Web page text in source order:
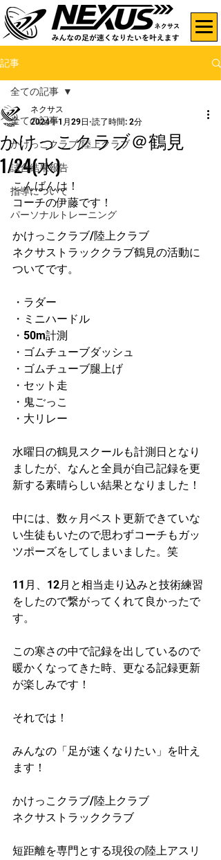
記事
全ての記事
かけっこクラブ/陸上クラブ
試合結果報告
指導について
パーソナルトレーニング
全ての記事
かけっこクラブ＠鶴見
1/24(水)
ネクサス
2024年1月29日 読了時間: 2分
こんばんは！
コーチの伊藤です！
かけっこクラブ/陸上クラブ
ネクサストラッククラブ鶴見の活動に
ついてです。
・ラダー
・ミニハードル
・50m計測
・ゴムチューブダッシュ
・ゴムチューブ腿上げ
・セット走
・鬼ごっこ
・大リレー
水曜日の鶴見スクールも計測日となり
ましたが、なんと全員が自己記録を更
新する素晴らしい結果となりました！
中には、数ヶ月ベスト更新できていな
い生徒もいたので思わずコーチもガッ
ツポーズをしてしまいました。笑
11月、12月と相当走り込みと技術練習
をしたので繋がってくれて良かったで
す。
この寒さの中で記録を出しているので
暖かくなってきた時、更なる記録更新
が楽しみです！
それでは！
みんなの「足が速くなりたい」を叶え
ます！
かけっこクラブ/陸上クラブ
ネクサストラッククラブ
短距離を専門とする現役の陸上アスリ